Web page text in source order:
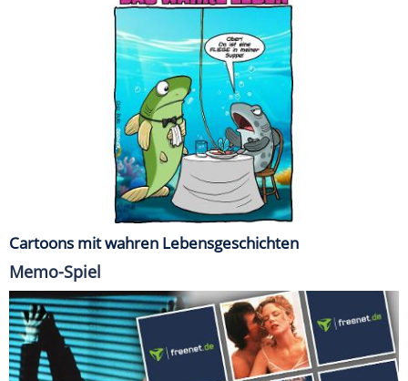
Cartoons mit wahren Lebensgeschichten
Memo-Spiel